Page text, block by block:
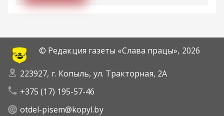
© Редакция газеты «Слава працы», 2026
223927, г. Копыль, ул. Тракторная, 2А
+375 (17) 195-57-46
otdel-pisem@kopyl.by